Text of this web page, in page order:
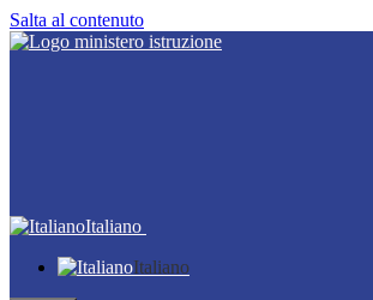
Salta al contenuto
Italiano
Italiano